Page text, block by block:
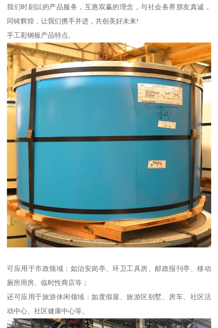
我们时刻以的产品服务，互惠双赢的理念，与社会各界朋友真诚，
同铸辉煌，让我们携手并进，共创美好未来!
手工彩钢板产品特点。
可应用于市政领域：如治安岗亭、环卫工具房、邮政报刊亭、移动
厕所用房、临时性商店等；
还可应用于旅游休闲领域：如度假屋、旅游区别墅、房车、社区活
动中心、社区健康中心等。